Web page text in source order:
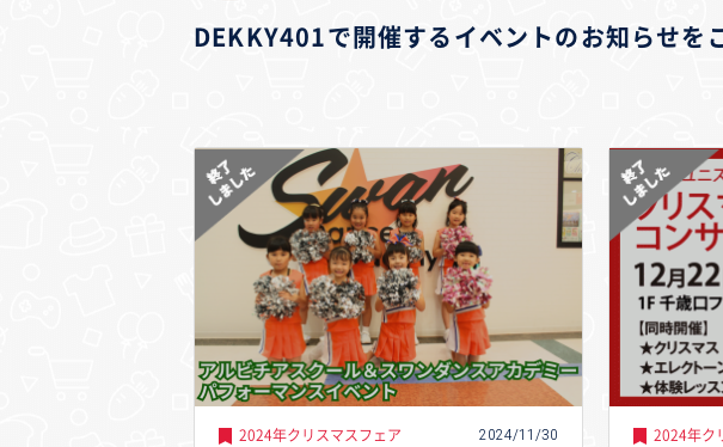
DEKKY401で開催するイベントのお知らせを
2024年クリスマスフェア 2024/11/30 2024年ク